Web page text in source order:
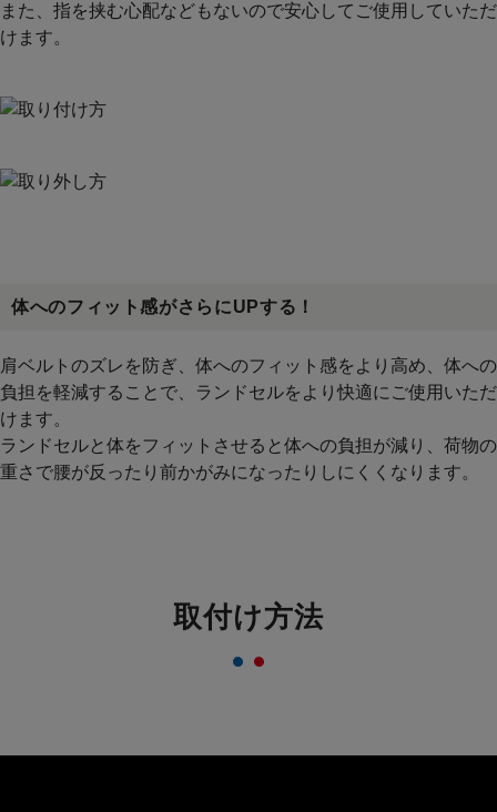
また、指を挟む心配などもないので安心してご使用していただ
けます。
体へのフィット感がさらにUPする！
肩ベルトのズレを防ぎ、体へのフィット感をより高め、体への
負担を軽減することで、ランドセルをより快適にご使用いただ
けます。
ランドセルと体をフィットさせると体への負担が減り、荷物の
重さで腰が反ったり前かがみになったりしにくくなります。
取付け方法